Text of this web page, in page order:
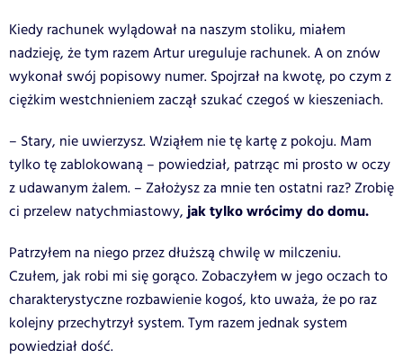
Kiedy rachunek wylądował na naszym stoliku, miałem
nadzieję, że tym razem Artur ureguluje rachunek. A on znów
wykonał swój popisowy numer. Spojrzał na kwotę, po czym z
ciężkim westchnieniem zaczął szukać czegoś w kieszeniach.
– Stary, nie uwierzysz. Wziąłem nie tę kartę z pokoju. Mam
tylko tę zablokowaną – powiedział, patrząc mi prosto w oczy
z udawanym żalem. – Założysz za mnie ten ostatni raz? Zrobię
ci przelew natychmiastowy,jak tylko wrócimy do domu.
Patrzyłem na niego przez dłuższą chwilę w milczeniu.
Czułem, jak robi mi się gorąco. Zobaczyłem w jego oczach to
charakterystyczne rozbawienie kogoś, kto uważa, że po raz
kolejny przechytrzył system. Tym razem jednak system
powiedział dość.